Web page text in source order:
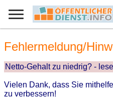
Fehlermeldung/
Netto-Gehalt zu niedrig? -
Vielen Dank, dass Sie
zu verbessern!